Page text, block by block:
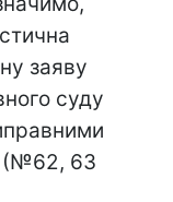
заяву
суду
(№62, 63